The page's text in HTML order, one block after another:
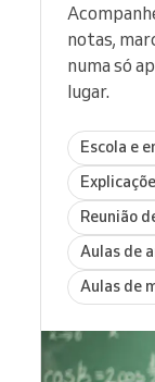
notas,
numa só
lugar.
Escola e
Reunião
Aulas de
Aulas de